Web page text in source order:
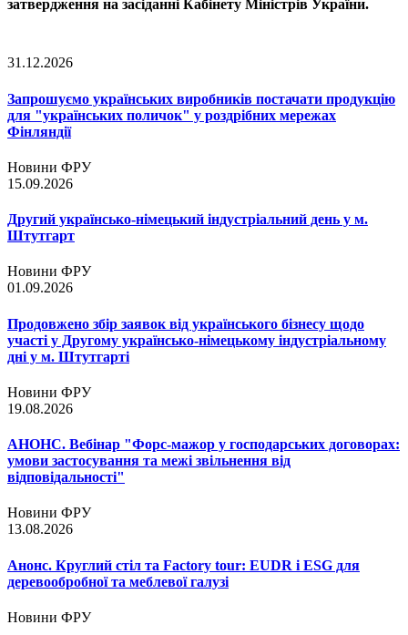
затвердження на засіданні Кабінету Міністрів України.
31.12.2026
Запрошуємо українських виробників постачати продукцію
для "українських поличок" у роздрібних мережах
Фінляндії
Новини ФРУ
15.09.2026
Другий українсько-німецький індустріальний день у м.
Штутгарт
Новини ФРУ
01.09.2026
Продовжено збір заявок від українського бізнесу щодо
участі у Другому українсько-німецькому індустріальному
дні у м. Штутгарті
Новини ФРУ
19.08.2026
АНОНС. Вебінар "Форс-мажор у господарських договорах:
умови застосування та межі звільнення від
відповідальності"
Новини ФРУ
13.08.2026
Анонс. Круглий стіл та Factory tour: EUDR і ESG для
деревообробної та меблевої галузі
Новини ФРУ